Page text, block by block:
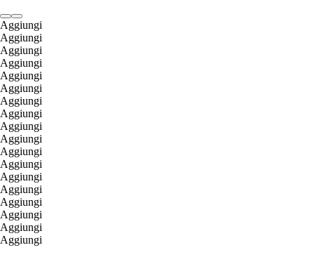
Aggiungi
Aggiungi
Aggiungi
Aggiungi
Aggiungi
Aggiungi
Aggiungi
Aggiungi
Aggiungi
Aggiungi
Aggiungi
Aggiungi
Aggiungi
Aggiungi
Aggiungi
Aggiungi
Aggiungi
Aggiungi